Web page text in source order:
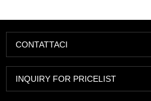
CONTATTACI
INQUIRY FOR PRICELIST